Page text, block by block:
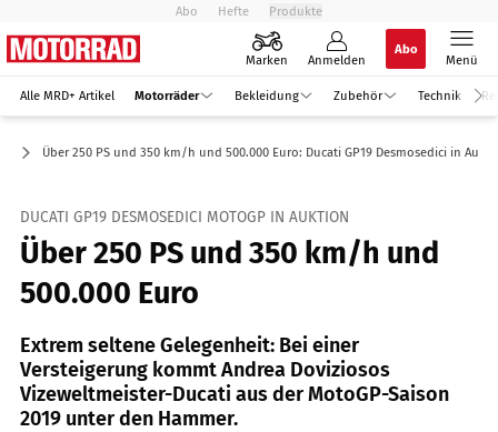
Abo Hefte Produkte
Marken Anmelden
Abo
Menü
Alle MRD+ Artikel Motorräder Bekleidung Zubehör Technik
Über 250 PS und 350 km/h und 500.000 Euro: Ducati GP19 Desmosedici in
DUCATI GP19 DESMOSEDICI MOTOGP IN AUKTION
Über 250 PS und 350 km/h und
500.000 Euro
Extrem seltene Gelegenheit: Bei einer
Versteigerung kommt Andrea Doviziosos
Vizeweltmeister-Ducati aus der MotoGP-Saison
2019 unter den Hammer.